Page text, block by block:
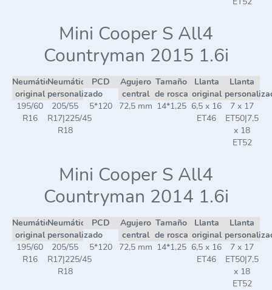
Mini Cooper S All4
Countryman 2015 1.6i
Neumático
original
Neumático
personalizado
PCD
Agujero
central
Tamaño
de rosca
Llanta
original
Llanta
195/60
R16
205/55
R17|225/45
R18
5*120 72,5 mm 14*1,25 6,5 x 16
ET46
7 x 17
ET50|7,5
x 18
ET52
Mini Cooper S All4
Countryman 2014 1.6i
Neumático
original
Neumático
personalizado
PCD
Agujero
central
Tamaño
de rosca
Llanta
original
Llanta
195/60
R16
205/55
R17|225/45
R18
5*120 72,5 mm 14*1,25 6,5 x 16
ET46
7 x 17
ET50|7,5
x 18
ET52